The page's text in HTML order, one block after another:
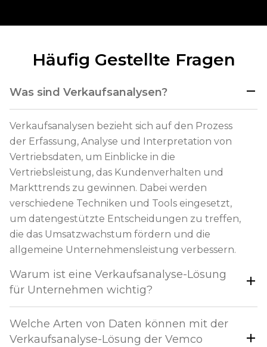
Häufig Gestellte Fragen
Was sind Verkaufsanalysen?
Verkaufsanalysen bezieht sich auf den Prozess
der Erfassung, Analyse und Interpretation von
Vertriebsdaten, um Einblicke in die
Vertriebsleistung, das Kundenverhalten und
Markttrends zu gewinnen. Dabei werden
verschiedene Techniken und Tools eingesetzt,
um datengestützte Entscheidungen zu treffen,
die das Umsatzwachstum fördern und die
allgemeine Unternehmensleistung verbessern.
Warum ist eine Verkaufsanalyse-Lösung
für Unternehmen wichtig?
Welche Arten von Daten können mit der
Verkaufsanalyse-Lösung der Vemco